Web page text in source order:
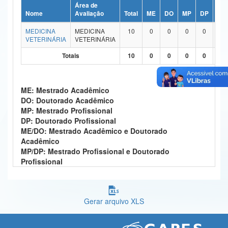
Ministério da Ciência, Tecnologia, Inovações e Comunicações
Ministério do Meio Ambiente
Controladoria-Geral da União
Ministério da Mulher, da Família e dos Direitos Humanos
Secretaria-Geral
Secretaria de Governo
Banco Central do Brasil
Nome
Área de
Avaliação
Total ME DO MP DP
MEDICINA
VETERINÁRIA
MEDICINA
VETERINÁRIA
10 0 0 0 0
Totais 10 0 0 0 0
ME: Mestrado Acadêmico
DO: Doutorado Acadêmico
MP: Mestrado Profissional
DP: Doutorado Profissional
ME/DO: Mestrado Acadêmico e Doutorado
Acadêmico
MP/DP: Mestrado Profissional e Doutorado
Profissional
Gerar arquivo XLS